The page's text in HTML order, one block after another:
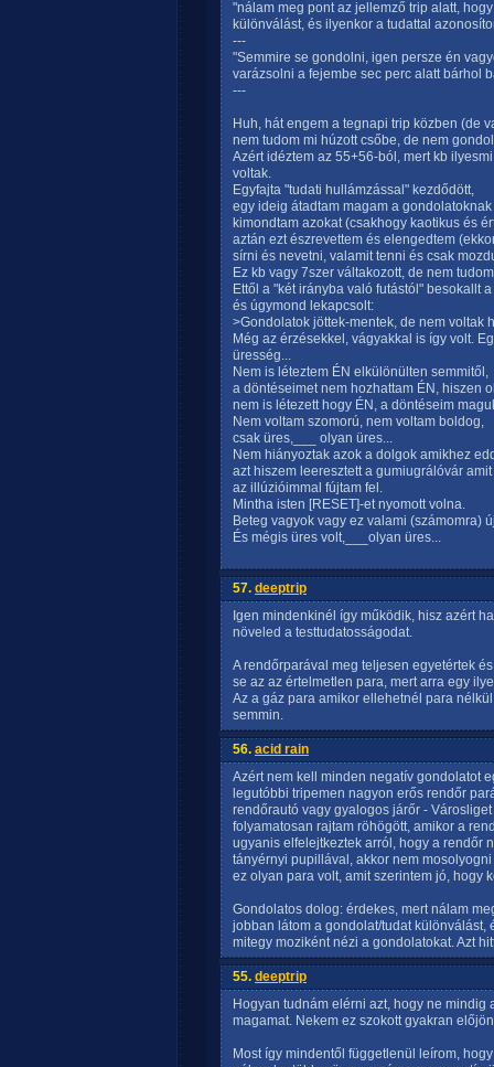
"nálam meg pont az jellemző trip alatt,
különválást, és ilyenkor a tudattal
---
"Semmire se gondolni, igen persze én
varázsolni a fejembe sec perc alatt bárhol
---
Huh, hát engem a tegnapi trip közben (de
nem tudom mi húzott csőbe, de nem
Azért idéztem az 55+56-ból, mert kb
voltak.
Egyfajta "tudati hullámzással" kezdődött,
egy ideig átadtam magam a
kimondtam azokat (csakhogy kaotikus és
aztán ezt észrevettem és elengedtem
sírni és nevetni, valamit tenni és csak
Ez kb vagy 7szer váltakozott, de nem
Ettől a "két irányba való futástól" besokallt
és úgymond lekapcsolt:
>Gondolatok jöttek-mentek, de nem voltak
Még az érzésekkel, vágyakkal is így volt.
üresség...
Nem is léteztem ÉN elkülönülten semmitől,
a döntéseimet nem hozhattam ÉN, hiszen
nem is létezett hogy ÉN, a döntéseim
Nem voltam szomorú, nem voltam boldog,
csak üres,___ olyan üres...
Nem hiányoztak azok a dolgok amikhez
azt hiszem leeresztett a gumiugrálóvár amit
az illúzióimmal fújtam fel.
Mintha isten [RESET]-et nyomott volna.
Beteg vagyok vagy ez valami (számomra)
És mégis üres volt,___olyan üres...
57. deeptrip
Igen mindenkinél így működik, hisz azért
növeled a testtudatosságodat.
A rendőrparával meg teljesen egyetértek
se az az értelmetlen para, mert arra egy
Az a gáz para amikor ellehetnél para
semmin.
56. acid rain
Azért nem kell minden negatív gondolatot
legutóbbi tripemen nagyon erős rendőr
rendőrautó vagy gyalogos járőr -
folyamatosan rajtam röhögött, amikor a
ugyanis elfelejtkeztek arról, hogy a rendőr
tányérnyi pupillával, akkor nem
ez olyan para volt, amit szerintem jó, hogy
Gondolatos dolog: érdekes, mert nálam
jobban látom a gondolat/tudat különválást,
mitegy moziként nézi a gondolatokat. Azt
55. deeptrip
Hogyan tudnám elérni azt, hogy ne
magamat. Nekem ez szokott gyakran
Most így mindentől függetlenül leírom,